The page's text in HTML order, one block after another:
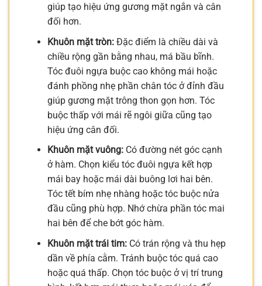
giúp tạo hiệu ứng gương mặt ngắn và cân
đối hơn.
Khuôn mặt tròn:Đặc điểm là chiều dài và
chiều rộng gần bằng nhau, má bầu bĩnh.
Tóc đuôi ngựa buộc cao không mái hoặc
đánh phồng nhẹ phần chân tóc ở đỉnh đầu
giúp gương mặt trông thon gọn hơn. Tóc
buộc thấp với mái rẽ ngôi giữa cũng tạo
hiệu ứng cân đối.
Khuôn mặt vuông:Có đường nét góc cạnh
ở hàm. Chọn kiểu tóc đuôi ngựa kết hợp
mái bay hoặc mái dài buông lơi hai bên.
Tóc tết bím nhẹ nhàng hoặc tóc buộc nửa
đầu cũng phù hợp. Nhớ chừa phần tóc mai
hai bên để che bớt góc hàm.
Khuôn mặt trái tim:Có trán rộng và thu hẹp
dần về phía cằm. Tránh buộc tóc quá cao
hoặc quá thấp. Chọn tóc buộc ở vị trí trung